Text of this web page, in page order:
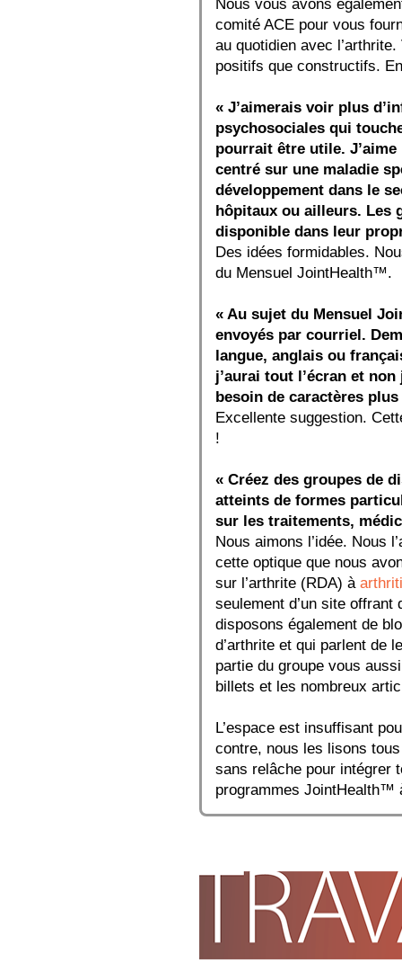
Nous vous avons
comité ACE pour vous
au quotidien avec
positifs que constructifs.
« J’aimerais voir plus
psychosociales qui
pourrait être utile.
centré sur une maladie
développement dans le
hôpitaux ou ailleurs. Les
disponible dans leur
Des idées formidables.
du Mensuel JointHealth™.
« Au sujet du Mensuel
envoyés par courriel.
langue, anglais ou
j’aurai tout l’écran et
besoin de caractères
Excellente suggestion.
!
« Créez des groupes de
atteints de formes
sur les traitements,
Nous aimons l’idée. Nous
cette optique que nous
sur l’arthrite (RDA) à
seulement d’un site offrant
disposons également de
d’arthrite et qui parlent de
partie du groupe vous
billets et les nombreux
L’espace est insuffisant
contre, nous les lisons
sans relâche pour intégrer
programmes JointHealth™